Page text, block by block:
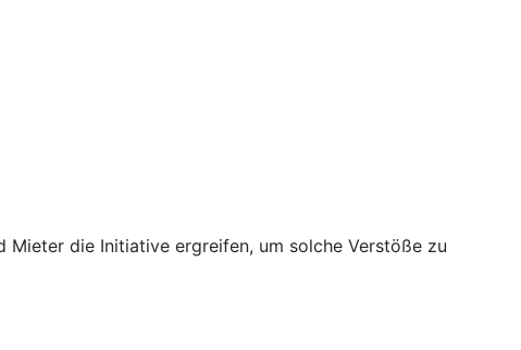
Mieter die Initiative ergreifen, um solche Verstöße zu